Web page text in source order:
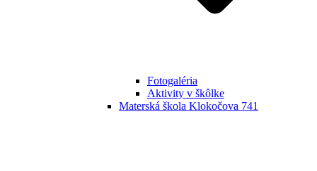
Fotogaléria
Aktivity v škôlke
Materská škola Klokočova 741